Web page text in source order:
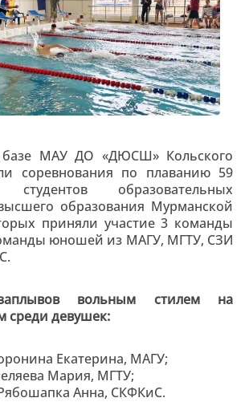
базе МАУ ДО «ДЮСШ» Кольского
соревнования по плаванию 59
студентов образовательных
образования Мурманской
приняли участие 3 команды
юношей из МАГУ, МГТУ, СЗИ
вольным стилем на
среди девушек:
Екатерина, МАГУ;
Мария, МГТУ;
Анна, СКФКиС.